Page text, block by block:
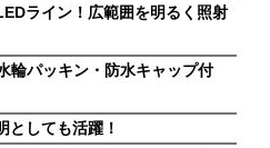
ライン！広範囲を明るく照射
輪パッキン・防水キャップ付
としても活躍！